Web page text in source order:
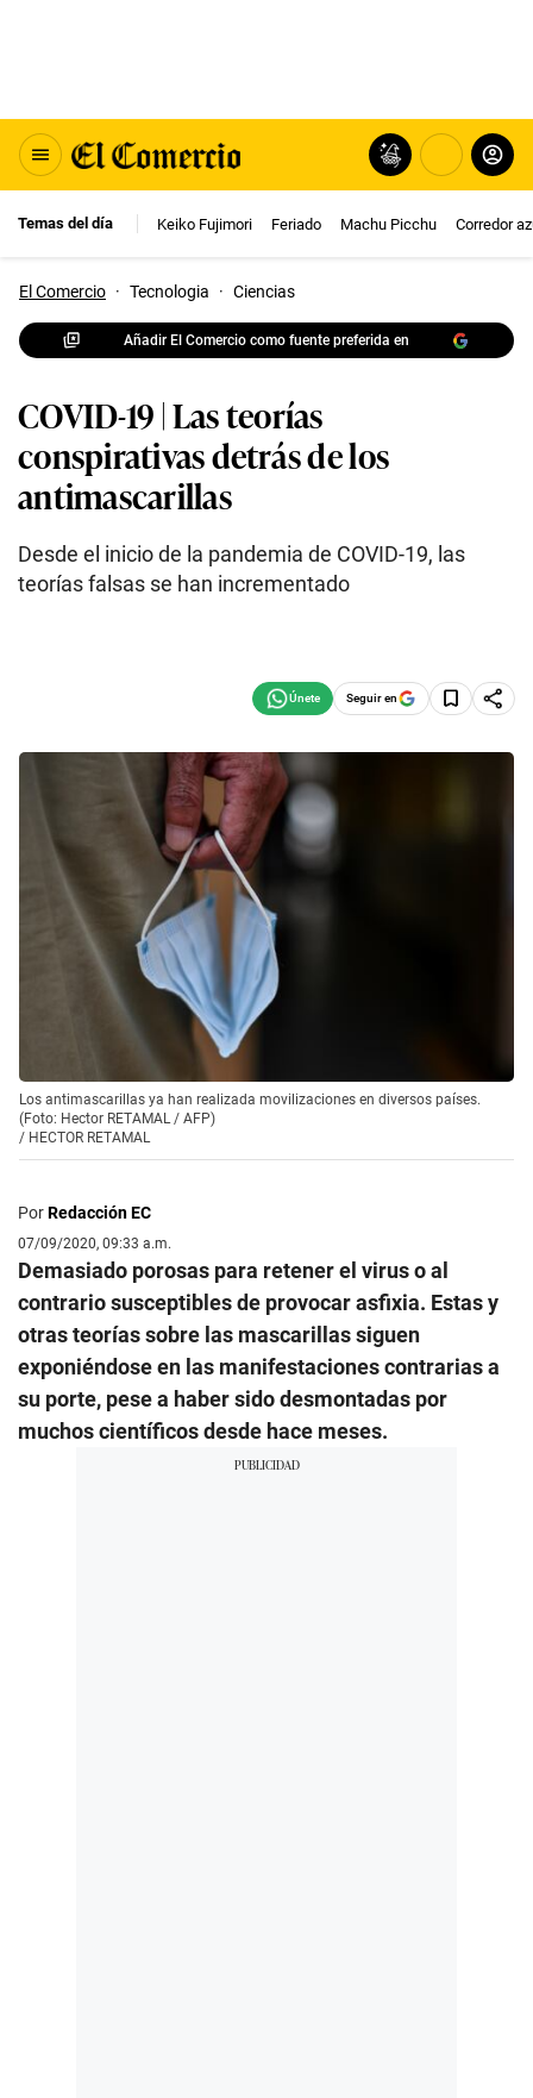
Temas del día Keiko Fujimori Feriado Machu Picchu Corredor
El Comercio · Tecnologia · Ciencias
Añadir El Comercio como fuente preferida en
COVID-19 | Las teorías
conspirativas detrás de los
antimascarillas
Desde el inicio de la pandemia de COVID-19, las
teorías falsas se han incrementado
Seguir en
Los antimascarillas ya han realizada movilizaciones en diversos países.
(Foto: Hector RETAMAL / AFP)
/ HECTOR RETAMAL
PorRedacción EC
07/09/2020, 09:33 a.m.
Demasiado porosas para retener el virus o al
contrario susceptibles de provocar asfixia. Estas y
otras teorías sobre las mascarillas siguen
exponiéndose en las manifestaciones contrarias a
su porte, pese a haber sido desmontadas por
muchos científicos desde hace meses.